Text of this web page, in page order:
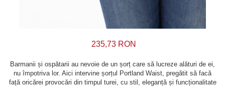
235,73 RON
Barmanii și ospătarii au nevoie de un șorț care să lucreze alături de ei,
nu împotriva lor. Aici intervine șorțul Portland Waist, pregătit să facă
față oricărei provocări din timpul turei, cu stil, eleganță și funcționalitate